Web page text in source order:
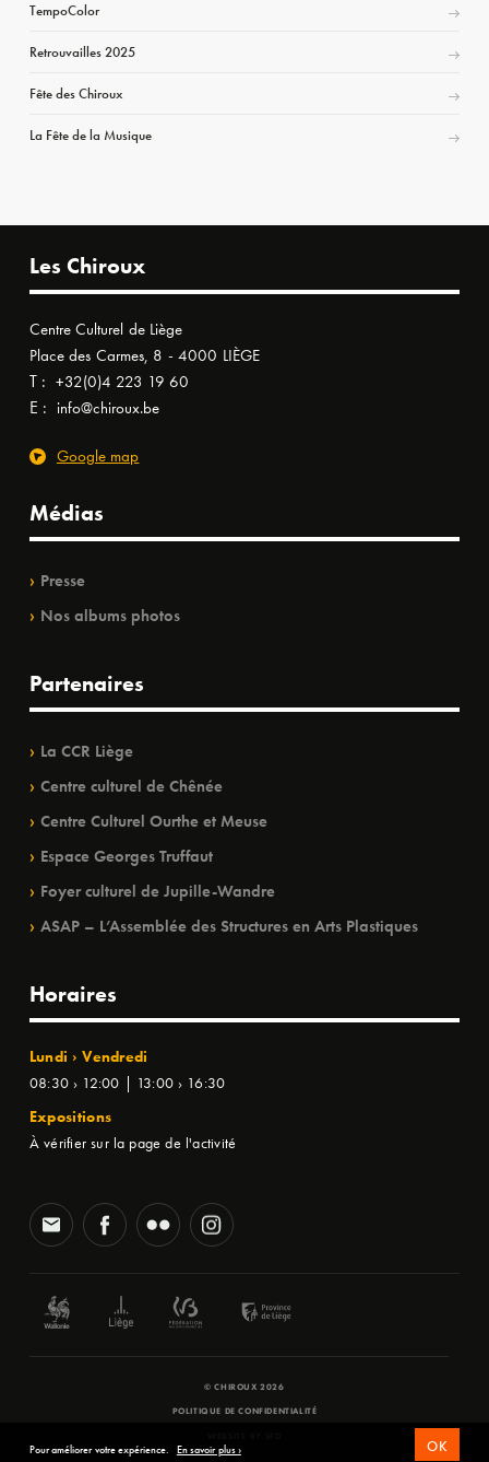
TempoColor
Retrouvailles 2025
Fête des Chiroux
La Fête de la Musique
Les Chiroux
Centre Culturel de Liège
Place des Carmes, 8 - 4000 LIÈGE
T : +32(0)4 223 19 60
E : info@chiroux.be
Google map
Médias
Presse
Nos albums photos
Partenaires
La CCR Liège
Centre culturel de Chênée
Centre Culturel Ourthe et Meuse
Espace Georges Truffaut
Foyer culturel de Jupille-Wandre
ASAP – L’Assemblée des Structures en Arts Plastiques
Horaires
Lundi › Vendredi
08:30 › 12:00 | 13:00 › 16:30
Expositions
À vérifier sur la page de l'activité
© CHIROUX 2026
POLITIQUE DE CONFIDENTIALITÉ
Pour améliorer votre expérience. En savoir plus › OK